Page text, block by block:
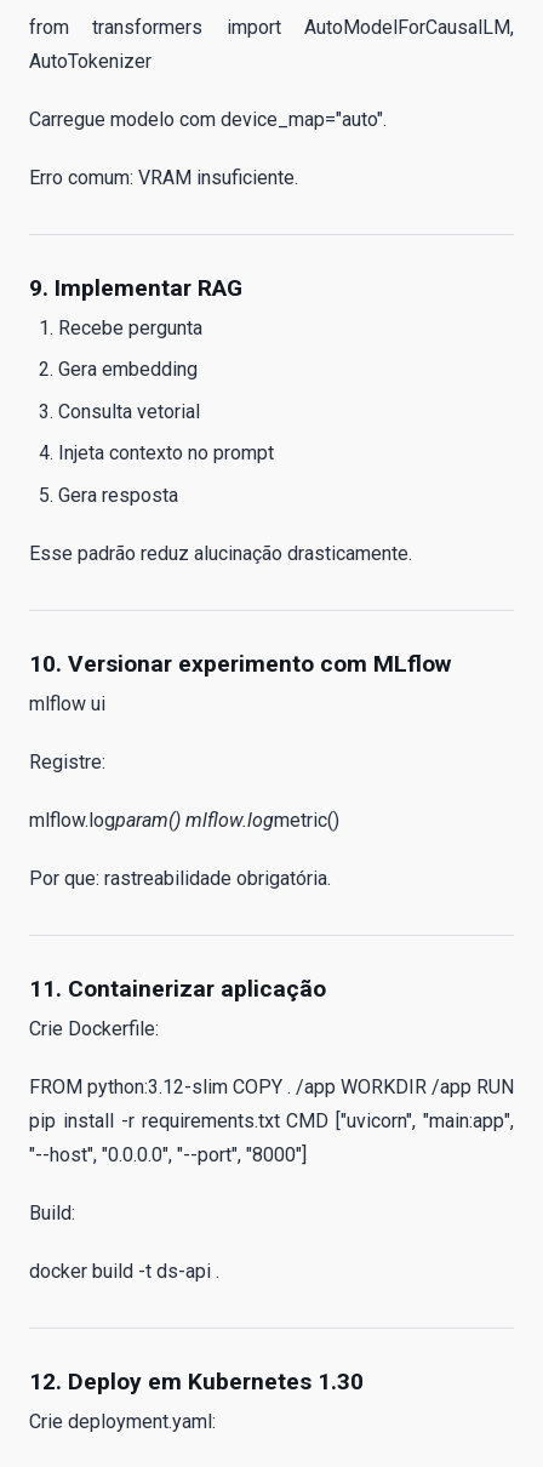
from transformers import AutoModelForCausalLM,
AutoTokenizer
Carregue modelo com device_map="auto".
Erro comum: VRAM insuficiente.
9. Implementar RAG
Recebe pergunta
Gera embedding
Consulta vetorial
Injeta contexto no prompt
Gera resposta
Esse padrão reduz alucinação drasticamente.
10. Versionar experimento com MLflow
mlflow ui
Registre:
mlflow.logparam() mlflow.logmetric()
Por que: rastreabilidade obrigatória.
11. Containerizar aplicação
Crie Dockerfile:
FROM python:3.12-slim COPY . /app WORKDIR /app RUN
pip install -r requirements.txt CMD ["uvicorn", "main:app",
"--host", "0.0.0.0", "--port", "8000"]
Build:
docker build -t ds-api .
12. Deploy em Kubernetes 1.30
Crie deployment.yaml: